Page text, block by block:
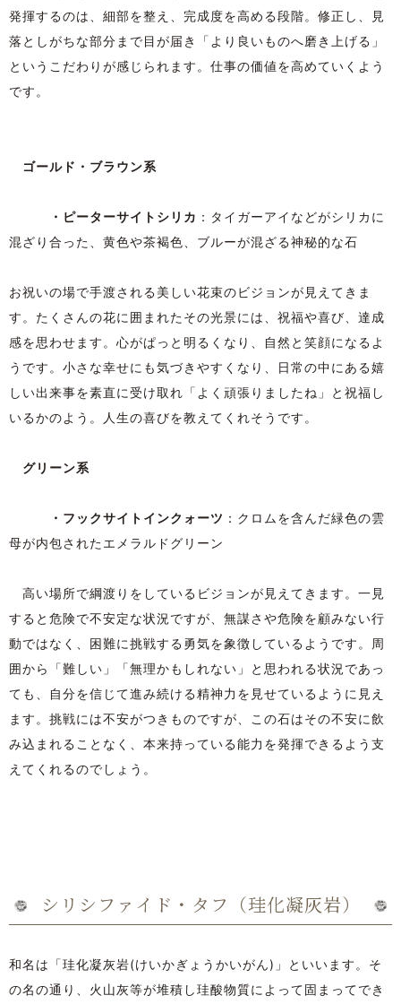
発揮するのは、細部を整え、完成度を高める段階。修正し、見
落としがちな部分まで目が届き「より良いものへ磨き上げる」
というこだわりが感じられます。仕事の価値を高めていくよう
です。
ゴールド・ブラウン系
・ピーターサイトシリカ ：タイガーアイなどがシリカに
混ざり合った、黄色や茶褐色、ブルーが混ざる神秘的な石
お祝いの場で手渡される美しい花束のビジョンが見えてきま
す。たくさんの花に囲まれたその光景には、祝福や喜び、達成
感を思わせます。心がぱっと明るくなり、自然と笑顔になるよ
うです。小さな幸せにも気づきやすくなり、日常の中にある嬉
しい出来事を素直に受け取れ「よく頑張りましたね」と祝福し
いるかのよう。人生の喜びを教えてくれそうです。
グリーン系
・フックサイトインクォーツ ：クロムを含んだ緑色の雲
母が内包されたエメラルドグリーン
高い場所で綱渡りをしているビジョンが見えてきます。一見
すると危険で不安定な状況ですが、無謀さや危険を顧みない行
動ではなく、困難に挑戦する勇気を象徴しているようです。周
囲から「難しい」「無理かもしれない」と思われる状況であっ
ても、自分を信じて進み続ける精神力を見せているように見え
ます。挑戦には不安がつきものですが、この石はその不安に飲
み込まれることなく、本来持っている能力を発揮できるよう支
えてくれるのでしょう。
シリシファイド・タフ（珪化凝灰岩）
和名は「珪化凝灰岩(けいかぎょうかいがん)」といいます。そ
の名の通り、火山灰等が堆積し珪酸物質によって固まってでき